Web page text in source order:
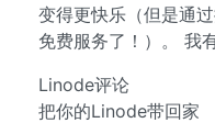
变得更快乐（但是通
免费服务了！）。 我
Linode评论
把你的Linode带回家